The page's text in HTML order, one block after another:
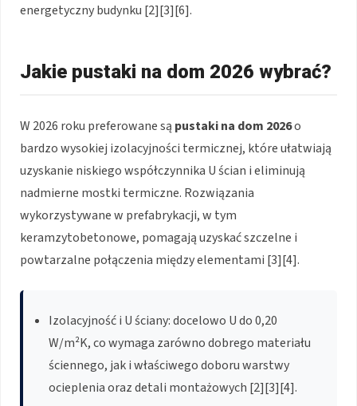
energetyczny budynku [2][3][6].
Jakie pustaki na dom 2026 wybrać?
W 2026 roku preferowane są pustaki na dom 2026o
bardzo wysokiej izolacyjności termicznej, które ułatwiają
uzyskanie niskiego współczynnika U ścian i eliminują
nadmierne mostki termiczne. Rozwiązania
wykorzystywane w prefabrykacji, w tym
keramzytobetonowe, pomagają uzyskać szczelne i
powtarzalne połączenia między elementami [3][4].
Izolacyjność i U ściany: docelowo U do 0,20
W/m²K, co wymaga zarówno dobrego materiału
ściennego, jak i właściwego doboru warstwy
ocieplenia oraz detali montażowych [2][3][4].